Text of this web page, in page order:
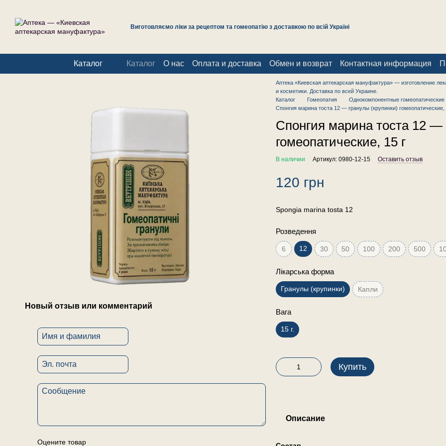
Виготовляємо ліки за рецептом та гомеопатію з доставкою по всій Україні
Каталог Каталог О нас Оплата и доставка Обмен и возврат Контактная информация
Новый отзыв или комментарий
Оцените товар
Аптека «Киевская аптекарская мануфактура» — изготовление
и косметики. Доставка по всей Украине.
Каталог
Гомеопатия
Однокомпонентные
Спонгия марина тоста 12 — гранулы (крупинки) гомеопатические,
Спонгия марина тоста 12 —
гомеопатические, 15 г
В наличии Артикул: 0980-12-15 Оставить отзыв
120 грн
Spongia marina tosta 12
Розведення
6 12 30 50 100 200 500
Лікарська форма
Гранулы (крупинки) Капли
Вага
15 г.
Купить
Описание